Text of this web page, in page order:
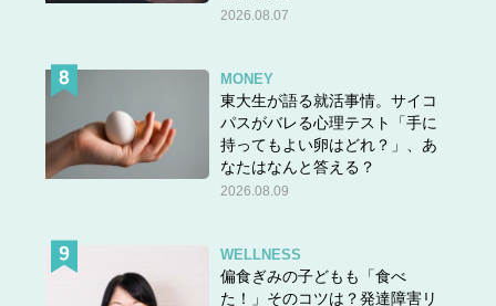
2026.08.07
MONEY
東大生が語る就活事情。サイコ
パスがバレる心理テスト「手に
持ってもよい卵はどれ？」、あ
なたはなんと答える？
2026.08.09
WELLNESS
偏食ぎみの子どもも「食べ
た！」そのコツは？発達障害リ